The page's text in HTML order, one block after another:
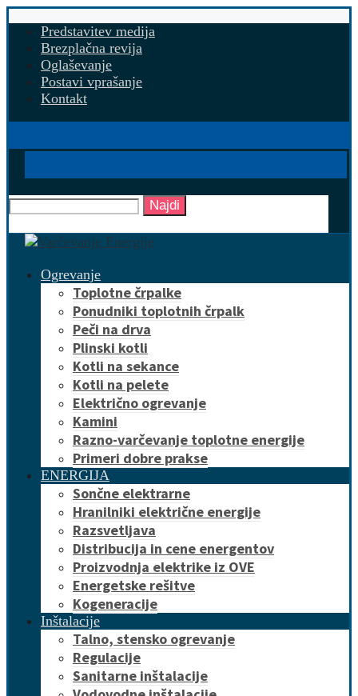
Predstavitev medija
Brezplačna revija
Oglaševanje
Postavi vprašanje
Kontakt
Najdi
Ogrevanje
Toplotne črpalke
Ponudniki toplotnih črpalk
Peči na drva
Plinski kotli
Kotli na sekance
Kotli na pelete
Električno ogrevanje
Kamini
Razno-varčevanje toplotne energije
Primeri dobre prakse
ENERGIJA
Sončne elektrarne
Hranilniki električne energije
Razsvetljava
Distribucija in cene energentov
Proizvodnja elektrike iz OVE
Energetske rešitve
Kogeneracije
Inštalacije
Talno, stensko ogrevanje
Regulacije
Sanitarne inštalacije